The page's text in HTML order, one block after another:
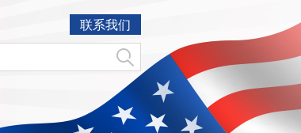
联系我们